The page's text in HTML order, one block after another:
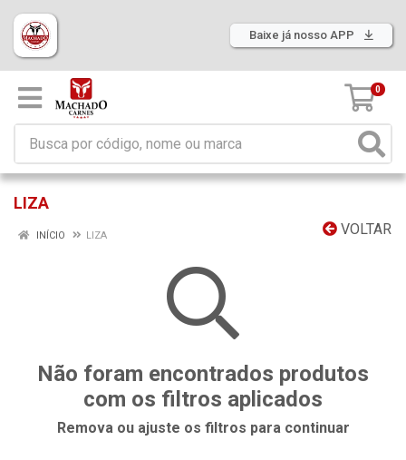
Baixe já nosso APP
0
LIZA
VOLTAR
INÍCIO LIZA
Não foram encontrados produtos
com os filtros aplicados
Remova ou ajuste os filtros para continuar